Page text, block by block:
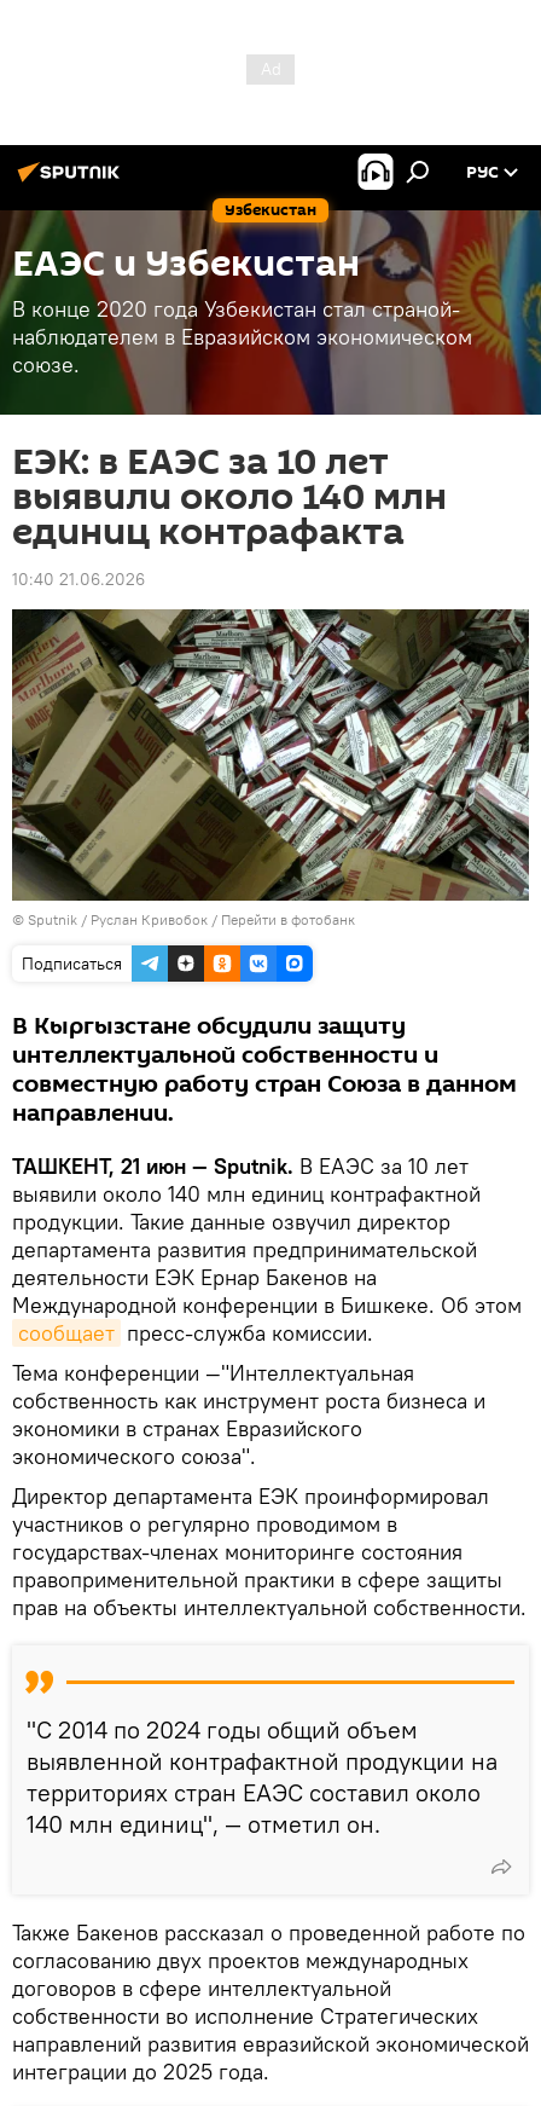
Узбекистан
РУС
ЕАЭС и Узбекистан
В конце 2020 года Узбекистан стал страной-
наблюдателем в Евразийском экономическом
союзе.
ЕЭК: в ЕАЭС за 10 лет
выявили около 140 млн
единиц контрафакта
10:40 21.06.2026
© Sputnik / Руслан Кривобок / Перейти в фотобанк
Подписаться
В Кыргызстане обсудили защиту
интеллектуальной собственности и
совместную работу стран Союза в данном
направлении.
ТАШКЕНТ, 21 июн — Sputnik. В ЕАЭС за 10 лет
выявили около 140 млн единиц контрафактной
продукции. Такие данные озвучил директор
департамента развития предпринимательской
деятельности ЕЭК Ернар Бакенов на
Международной конференции в Бишкеке. Об этом
сообщает пресс-служба комиссии.
Тема конференции —"Интеллектуальная
собственность как инструмент роста бизнеса и
экономики в странах Евразийского
экономического союза".
Директор департамента ЕЭК проинформировал
участников о регулярно проводимом в
государствах-членах мониторинге состояния
правоприменительной практики в сфере защиты
прав на объекты интеллектуальной собственности.
"С 2014 по 2024 годы общий объем
выявленной контрафактной продукции на
территориях стран ЕАЭС составил около
140 млн единиц", — отметил он.
Также Бакенов рассказал о проведенной работе по
согласованию двух проектов международных
договоров в сфере интеллектуальной
собственности во исполнение Стратегических
направлений развития евразийской экономической
интеграции до 2025 года.